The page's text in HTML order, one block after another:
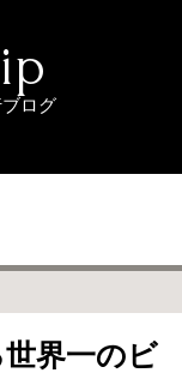
ログ
界一のビ